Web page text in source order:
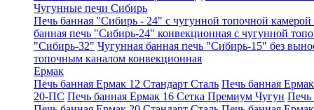
Чугунные печи Сибирь
Печь банная "Сибирь - 24" с чугунной топочной камерой
банная печь "Сибирь-24" конвекционная с чугунной
"Сибирь-32" Чугунная банная печь "Сибирь-15" без
топочным каналом конвекционная
Ермак
Печь банная Ермак 12 Стандарт Сталь Печь банная
20-ПС Печь банная Ермак 16 Сетка Премиум Чугун Печь